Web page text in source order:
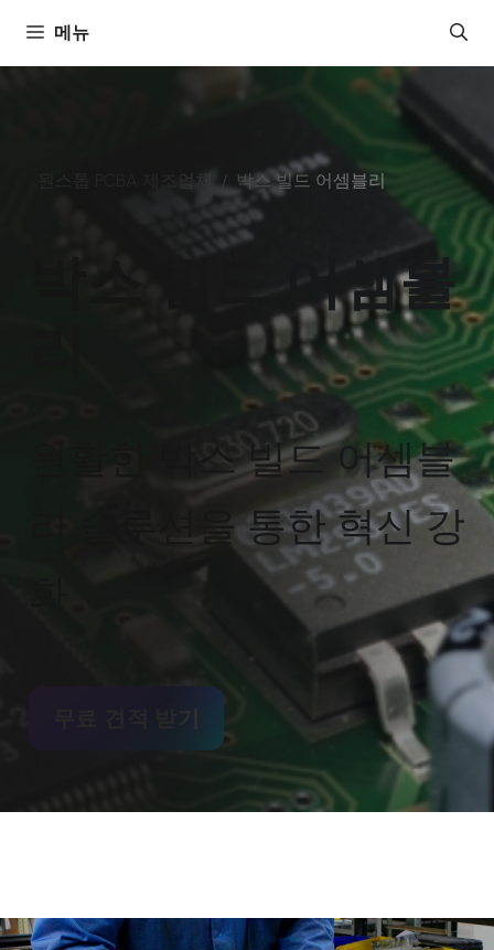
츠
메뉴
원스톱 PCBA 제조업체 / 박스 빌드 어셈블리
박스 빌드 어셈블
원활한 박스 빌드 어셈블
리 솔루션을 통한 혁신 강
무료 견적 받기